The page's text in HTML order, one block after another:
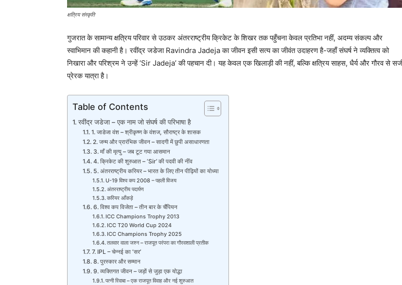
क्षत्रिय संस्कृति
गुजरात के सामान्य क्षत्रिय परिवार से उठकर अंतरराष्ट्रीय क्रिकेट के शिखर तक पहुँचना केवल प्रतिभा नहीं, अदम्य संकल्प और
स्वाभिमान की कहानी है। रवींद्र जडेजा Ravindra Jadeja का जीवन इसी सत्य का जीवंत उदाहरण है-जहाँ संघर्ष ने व्यक्तित्व को
निखारा और परिश्रम ने उन्हें ‘Sir Jadeja’ की पहचान दी। यह केवल एक खिलाड़ी की नहीं, बल्कि क्षत्रिय साहस, धैर्य और गौरव से
प्रेरक यात्रा है।
Table of Contents
रवींद्र जडेजा – एक नाम जो संघर्ष की परिभाषा है
1. जाडेजा वंश – श्रीकृष्ण के वंशज, सौराष्ट्र के शासक
2. जन्म और प्रारंभिक जीवन – सादगी में छुपी असाधारणता
3. माँ की मृत्यु – जब टूट गया आसमान
4. क्रिकेट की शुरुआत – ‘Sir’ की पदवी की नींव
5. अंतरराष्ट्रीय करियर – भारत के लिए तीन पीढ़ियों का योध्या
U-19 विश्व कप 2008 – पहली विजय
अंतरराष्ट्रीय पदार्पण
करियर आँकड़े
6. विश्व कप विजेता – तीन बार के चैंपियन
ICC Champions Trophy 2013
ICC T20 World Cup 2024
ICC Champions Trophy 2025
तलवार वाला जश्न – राजपूत परंपरा का गौरवशाली प्रतीक
7. IPL – चेन्नई का ‘सर’
8. पुरस्कार और सम्मान
9. व्यक्तिगत जीवन – जड़ों से जुड़ा एक योद्धा
पत्नी रिवाबा – एक राजपूत विवाह और नई शुरुआत